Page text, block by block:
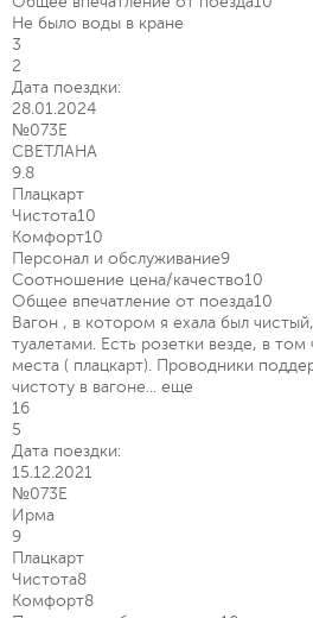
Не было воды в кране
3
2
Дата поездки:
28.01.2024
№073Е
СВЕТЛАНА
9.8
Плацкарт
Чистота10
Комфорт10
Персонал и обслуживание9
Соотношение цена/качество10
Общее впечатление от поезда10
Вагон , в котором я ехала был
туалетами. Есть розетки везде, в том
места ( плацкарт). Проводники
чистоту в вагоне... еще
16
5
Дата поездки:
15.12.2021
№073Е
Ирма
9
Плацкарт
Чистота8
Комфорт8